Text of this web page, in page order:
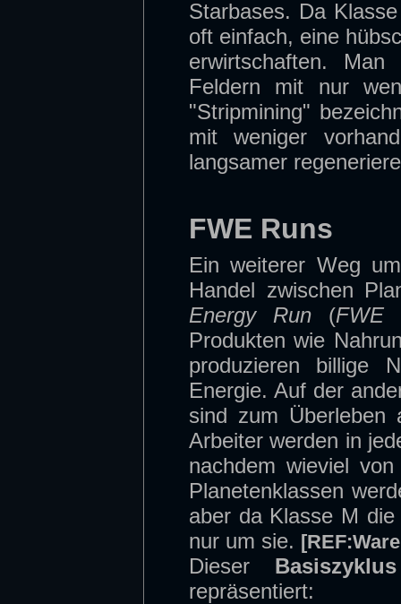
Starbases. Da
oft einfach, eine
erwirtschaften.
Feldern mit nur
"Stripmining"
mit weniger
langsamer
FWE Runs
Ein weiterer Weg
Handel zwischen
Energy Run (FWE
Produkten wie
produzieren billige
Energie. Auf der
sind zum Überleben
Arbeiter werden in
nachdem wieviel
Planetenklassen
aber da Klasse M
nur um sie.
Dieser Basiszyklus
repräsentiert: